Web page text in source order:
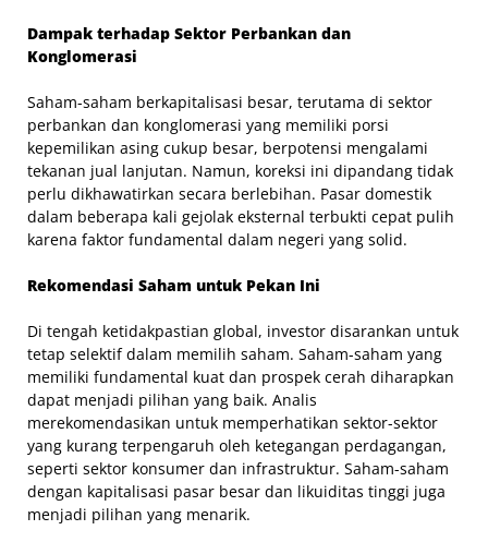
Dampak terhadap Sektor Perbankan dan
Konglomerasi
Saham-saham berkapitalisasi besar, terutama di sektor
perbankan dan konglomerasi yang memiliki porsi
kepemilikan asing cukup besar, berpotensi mengalami
tekanan jual lanjutan. Namun, koreksi ini dipandang tidak
perlu dikhawatirkan secara berlebihan. Pasar domestik
dalam beberapa kali gejolak eksternal terbukti cepat pulih
karena faktor fundamental dalam negeri yang solid.
Rekomendasi Saham untuk Pekan Ini
Di tengah ketidakpastian global, investor disarankan untuk
tetap selektif dalam memilih saham. Saham-saham yang
memiliki fundamental kuat dan prospek cerah diharapkan
dapat menjadi pilihan yang baik. Analis
merekomendasikan untuk memperhatikan sektor-sektor
yang kurang terpengaruh oleh ketegangan perdagangan,
seperti sektor konsumer dan infrastruktur. Saham-saham
dengan kapitalisasi pasar besar dan likuiditas tinggi juga
menjadi pilihan yang menarik.